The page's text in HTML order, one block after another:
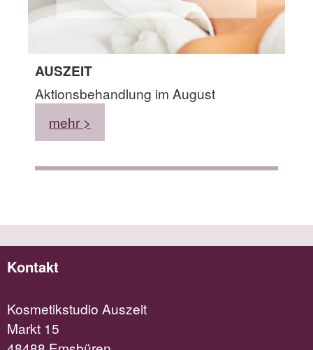
AUSZEIT
Aktionsbehandlung im August
mehr >
Kontakt
Kosmetikstudio Auszeit
Markt 15